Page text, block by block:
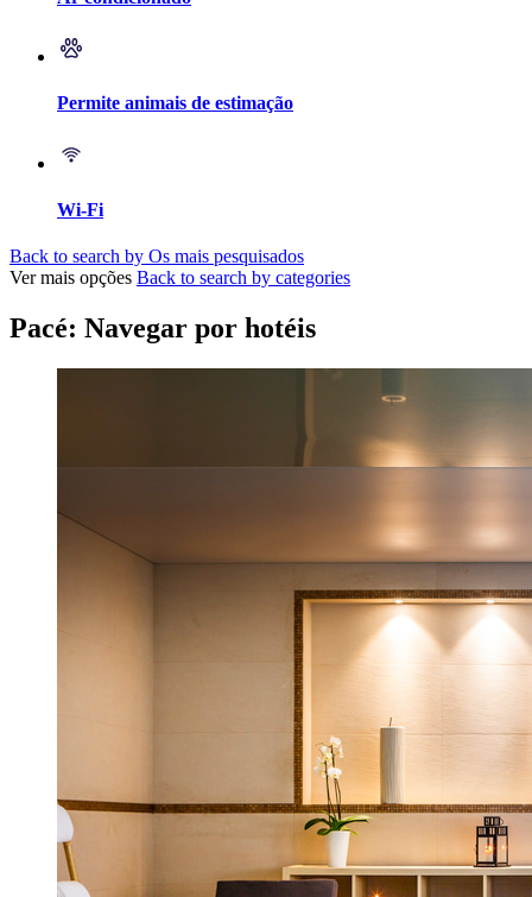
Permite animais de estimação
Wi-Fi
Back to search by Os mais pesquisados
Ver mais opções Back to search by categories
Pacé: Navegar por hotéis